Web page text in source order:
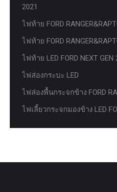
2021
ไฟท้าย FORD
ไฟท้าย FORD
ไฟท้าย LED FORD NEXT GEN
ไฟส่องกระบะ LED
ไฟส่องพื้นกระจกข้าง FORD
ไฟเลี้ยวกระจกมองข้าง LED